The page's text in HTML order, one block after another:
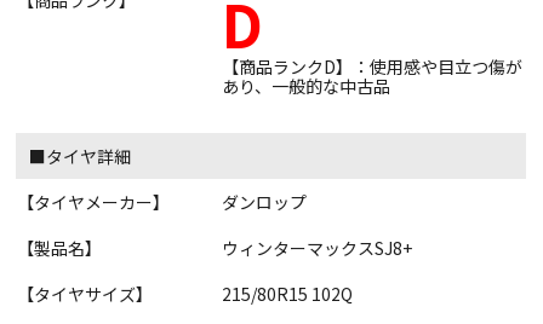
D
【商品ランクD】：使用感や目立つ傷が
あり、一般的な中古品
■タイヤ詳細
【タイヤメーカー】
ダンロップ
【製品名】
ウィンターマックスSJ8+
【タイヤサイズ】
215/80R15 102Q